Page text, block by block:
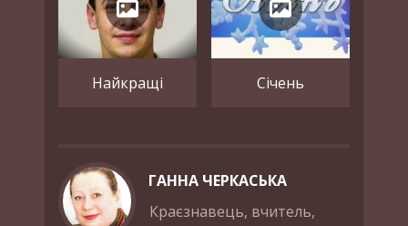
Найкращі Січень
ГАННА ЧЕРКАСЬКА
Краєзнавець, вчитель,